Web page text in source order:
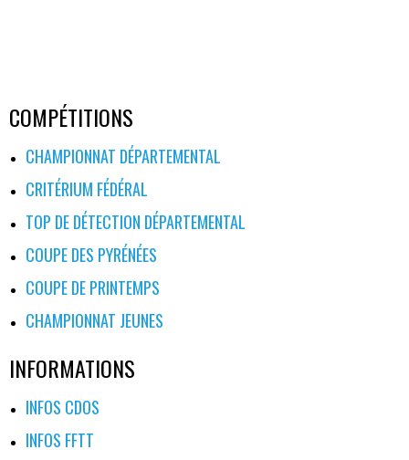
COMPÉTITIONS
CHAMPIONNAT DÉPARTEMENTAL
CRITÉRIUM FÉDÉRAL
TOP DE DÉTECTION DÉPARTEMENTAL
COUPE DES PYRÉNÉES
COUPE DE PRINTEMPS
CHAMPIONNAT JEUNES
INFORMATIONS
INFOS CDOS
INFOS FFTT